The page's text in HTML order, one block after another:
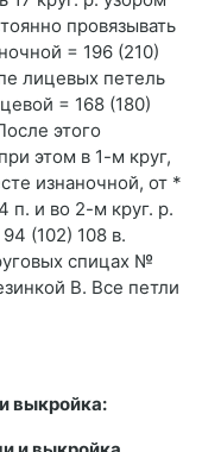
провязывать
= 196 (210)
лицевых петель
= 168 (180)
этого
этом в 1-м круг,
изнаночной, от *
п. и во 2-м круг. р.
(102) 108 в.
спицах №
В. Все петли
выкройка: